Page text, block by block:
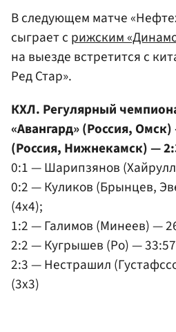
В следующем матче
сыграет с рижским
на выезде встретится с
Ред Стар».
КХЛ. Регулярный
«Авангард» (Россия,
(Россия, Нижнекамск) —
0:1 — Шарипзянов
0:2 — Куликов (Брынцев,
(4x4);
1:2 — Галимов (Минеев) —
2:2 — Кугрышев (Ро) —
2:3 — Нестрашил
(3x3)